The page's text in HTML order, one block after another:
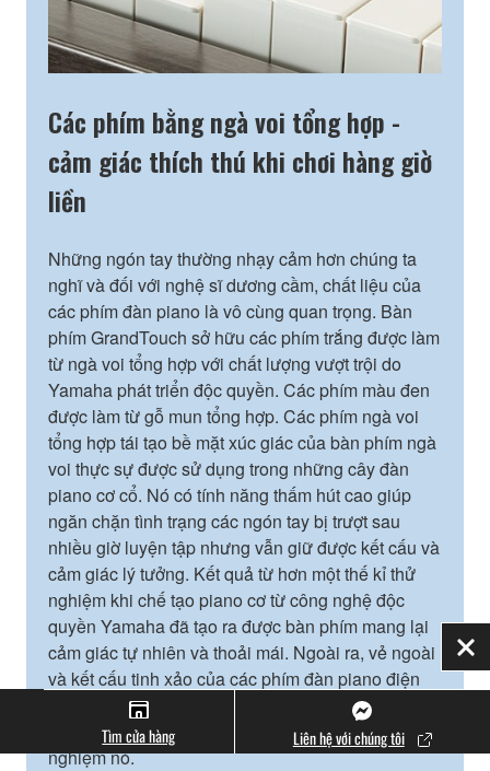
Các phím bằng ngà voi tổng hợp -
cảm giác thích thú khi chơi hàng giờ
liền
Những ngón tay thường nhạy cảm hơn chúng ta
nghĩ và đối với nghệ sĩ dương cầm, chất liệu của
các phím đàn piano là vô cùng quan trọng. Bàn
phím GrandTouch sở hữu các phím trắng được làm
từ ngà voi tổng hợp với chất lượng vượt trội do
Yamaha phát triển độc quyền. Các phím màu đen
được làm từ gỗ mun tổng hợp. Các phím ngà voi
tổng hợp tái tạo bề mặt xúc giác của bàn phím ngà
voi thực sự được sử dụng trong những cây đàn
piano cơ cổ. Nó có tính năng thấm hút cao giúp
ngăn chặn tình trạng các ngón tay bị trượt sau
nhiều giờ luyện tập nhưng vẫn giữ được kết cấu và
cảm giác lý tưởng. Kết quả từ hơn một thế kỉ thử
nghiệm khi chế tạo piano cơ từ công nghệ độc
quyền Yamaha đã tạo ra được bàn phím mang lại
cảm giác tự nhiên và thoải mái. Ngoài ra, vẻ ngoài
và kết cấu tinh xảo của các phím đàn piano điện
Yamaha Clavinova chắc chắn sẽ truyền cảm hứng
cho nghệ sĩ dương cầm ngay từ thời điểm họ trải
nghiệm nó.
Tìm cửa hàng Liên hệ với chúng tôi